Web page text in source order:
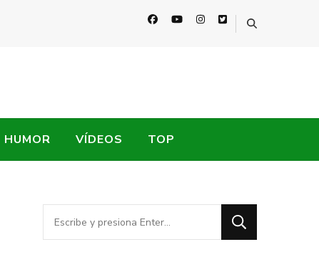
HUMOR VÍDEOS TOP
¿Buscas
algo?